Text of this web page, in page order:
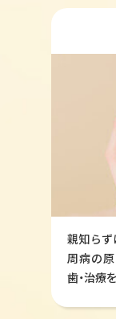
親知らず
周病の
歯・治療